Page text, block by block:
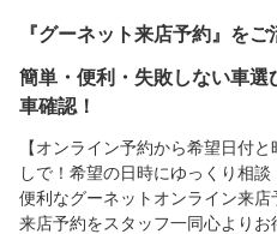
『グーネット来店予約』をご
簡単・便利・失敗しない車選
車確認！
【オンライン予約から希望日付
しで！希望の日時にゆっくり相
便利なグーネットオンライン来
来店予約をスタッフ一同心よりお